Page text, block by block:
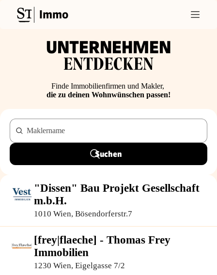
Immo
UNTERNEHMEN
ENTDECKEN
Finde Immobilienfirmen und Makler,
die zu deinen Wohnwünschen passen!
Maklername
Suchen
"Dissen" Bau Projekt Gesellschaft
m.b.H.
1010 Wien, Bösendorferstr.7
[frey|flaeche] - Thomas Frey
Immobilien
1230 Wien, Eigelgasse 7/2